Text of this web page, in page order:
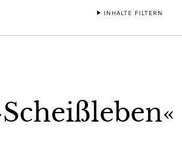
INHALTE FILTERN